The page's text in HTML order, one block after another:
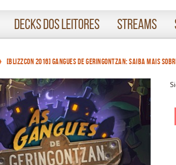
Decks dos Leitores Streams
[BlizzCon 2016] Gangues de Geringontzan: saiba mais